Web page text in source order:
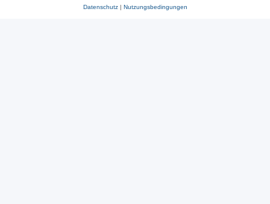
Datenschutz| Nutzungsbedingungen